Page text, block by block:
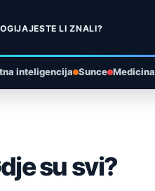
JESTE LI ZNALI?
inteligencija Sunce Medicina
su svi?